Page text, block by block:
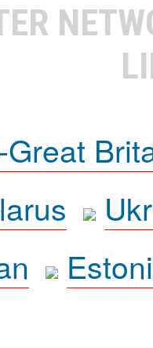
Great